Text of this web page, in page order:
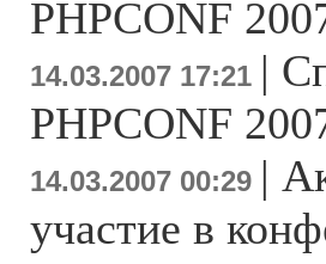
PHPCONF
14.03.2007 17:21 |
PHPCONF
14.03.2007 00:29 |
участие в